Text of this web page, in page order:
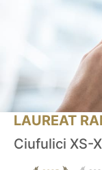
LAUREAT
Ciufulici XS-